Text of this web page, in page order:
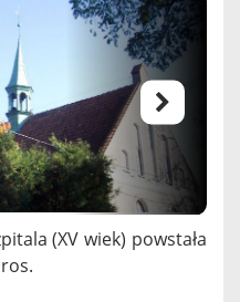
(XV wiek) powstała